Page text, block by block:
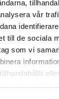
vår
till de sociala
som vi
370353V
600 mm
390 mm